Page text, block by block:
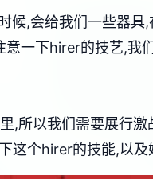
候,会给我们一些器
意一下hirer的技艺,我
,所以我们需要展行
这个hirer的技能,以